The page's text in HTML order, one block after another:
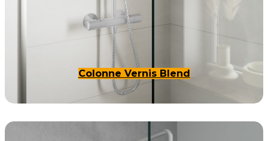
Colonne Vernis Blend